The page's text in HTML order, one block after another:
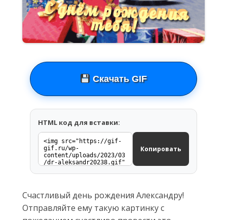
Скачать GIF
HTML код для вставки:
Копировать
Счастливый день рождения Александру!
Отправляйте ему такую картинку с